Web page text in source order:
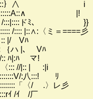
｝∧ i
|!
/:::|::::ドﾐ､ }}
|::∧:〈ミ＝====彡
:: |/ Vﾊ
｛ハ |､ Vﾊ
ﾊ|:ﾊ マ!
::: //|:: | :|i
:八:::! ﾘ
「〈/ .〉レ彡
/ｲ /厂